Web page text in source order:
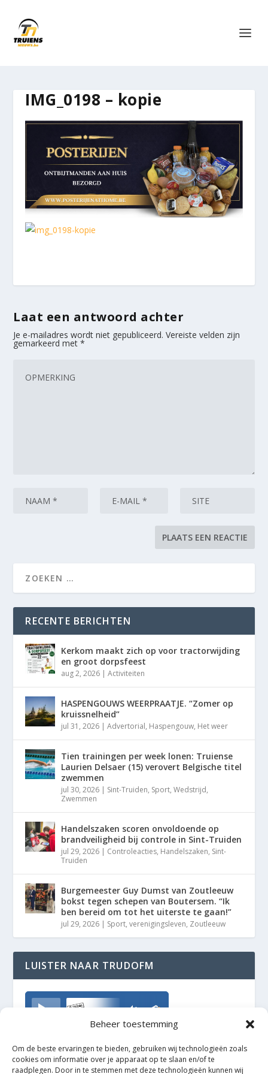
Beheer toestemming
Om de beste ervaringen te bieden, gebruiken wij technologieën zoals
cookies om informatie over je apparaat op te slaan en/of te
raadplegen. Door in te stemmen met deze technologieën kunnen wij
IMG_0198 – kopie
Laat een antwoord achter
Je e-mailadres wordt niet gepubliceerd. Vereiste velden zijn
gemarkeerd met*
RECENTE BERICHTEN
Kerkom maakt zich op voor tractorwijding
en groot dorpsfeest
aug 2, 2026 |Activiteiten
HASPENGOUWS WEERPRAATJE. “Zomer op
kruissnelheid”
jul 31, 2026 |Advertorial, Haspengouw, Het weer
Tien trainingen per week lonen: Truiense
Laurien Delsaer (15) verovert Belgische titel
zwemmen
jul 30, 2026 | Sint-Truiden, Sport,Wedstrijd,
Zwemmen
Handelszaken scoren onvoldoende op
brandveiligheid bij controle in Sint-Truiden
jul 29, 2026 | Controleacties, Handelszaken, Sint-
Truiden
Burgemeester Guy Dumst van Zoutleeuw
bokst tegen schepen van Boutersem. “Ik
ben bereid om tot het uiterste te gaan!”
jul 29, 2026 | Sport,verenigingsleven, Zoutleeuw
LUISTER NAAR TRUDOFM
TrudoFM